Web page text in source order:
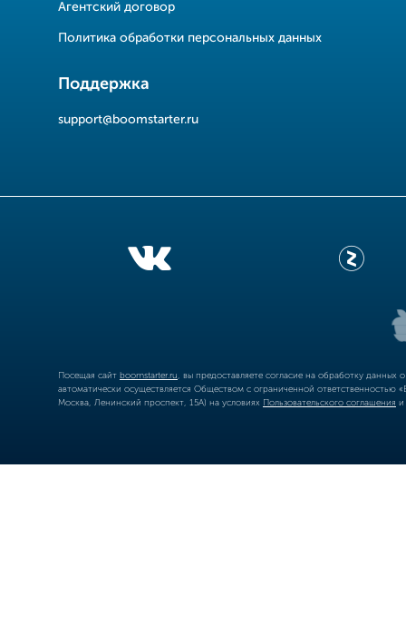
Агентский договор
Политика обработки персональных данных
Поддержка
support@boomstarter.ru
Посещая сайт boomstarter.ru , вы предоставляете согласие на обработку
автоматически осуществляется Обществом с ограниченной
Москва, Ленинский проспект, 15А) на условиях Пользовательского соглашения и